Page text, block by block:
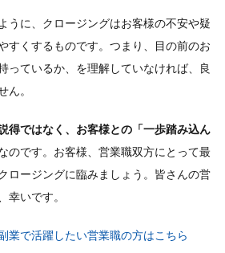
うに、クロージングはお客様の不安や疑
すくするものです。つまり、目の前のお
っているか、を理解していなければ、良
ん。
得ではなく、お客様との「一歩踏み込ん
のです。お客様、営業職双方にとって最
ロージングに臨みましょう。皆さんの営
幸いです。
業で活躍したい営業職の方はこちら